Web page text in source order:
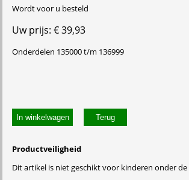
Wordt voor u besteld
Uw prijs: € 39,93
Onderdelen 135000 t/m 136999
In winkelwagen
Productveiligheid
Dit artikel is niet geschikt voor kinderen onder de